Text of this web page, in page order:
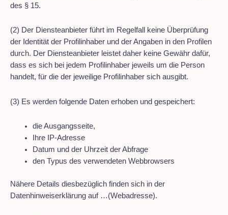
des § 15.
(2) Der Diensteanbieter führt im Regelfall keine Überprüfung
der Identität der Profilinhaber und der Angaben in den Profilen
durch. Der Diensteanbieter leistet daher keine Gewähr dafür,
dass es sich bei jedem Profilinhaber jeweils um die Person
handelt, für die der jeweilige Profilinhaber sich ausgibt.
(3) Es werden folgende Daten erhoben und gespeichert:
die Ausgangsseite,
Ihre IP-Adresse
Datum und der Uhrzeit der Abfrage
den Typus des verwendeten Webbrowsers
Nähere Details diesbezüglich finden sich in der
Datenhinweiserklärung auf …(Webadresse).